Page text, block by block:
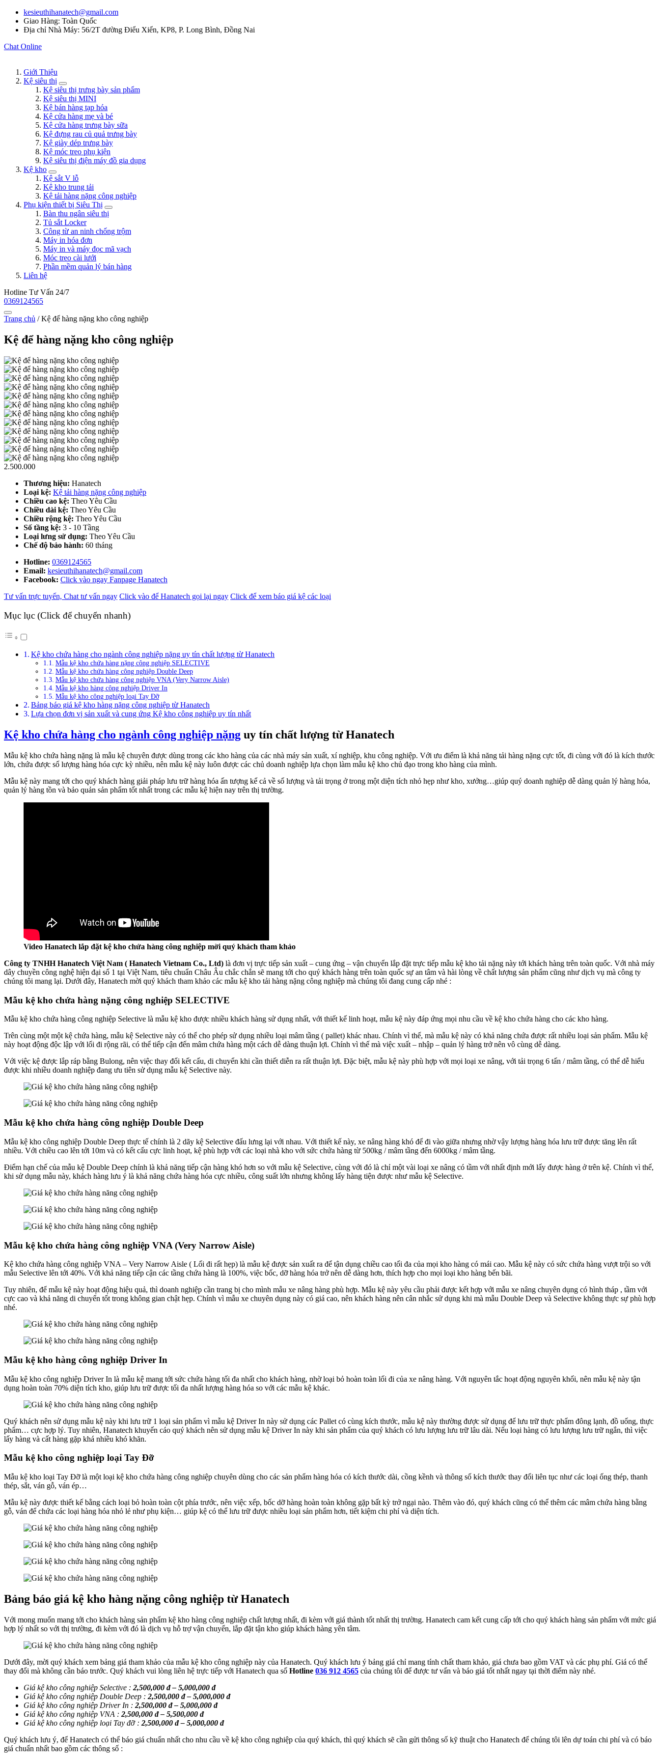
kesieuthihanatech@gmail.com
Giao Hàng: Toàn Quốc
Địa chỉ Nhà Máy: 56/2T đường Điểu Xiển, KP8, P. Long Bình, Đồng Nai
Chat Online
Giới Thiệu
Kệ siêu thị
Kệ siêu thị trưng bày sản phẩm
Kệ siêu thị MINI
Kệ bán hàng tạp hóa
Kệ cửa hàng mẹ và bé
Kệ cửa hàng trưng bày sữa
Kệ đựng rau củ quả trưng bày
Kệ giày dép trưng bày
Kệ móc treo phụ kiện
Kệ siêu thị điện máy đồ gia dụng
Kệ kho
Kệ sắt V lỗ
Kệ kho trung tải
Kệ tải hàng nặng công nghiệp
Phụ kiện thiết bị Siêu Thị
Bàn thu ngân siêu thị
Tủ sắt Locker
Công từ an ninh chống trộm
Máy in hóa đơn
Máy in và máy đọc mã vạch
Móc treo cài lưới
Phần mềm quản lý bán hàng
Liên hệ
Hotline Tư Vấn 24/7
0369124565
Trang chủ /Kệ để hàng nặng kho công nghiệp
Kệ để hàng nặng kho công nghiệp
2.500.000
Thương hiệu: Hanatech
Loại kệ: Kệ tải hàng nặng công nghiệp
Chiều cao kệ: Theo Yêu Cầu
Chiều dài kệ: Theo Yêu Cầu
Chiều rộng kệ: Theo Yêu Cầu
Số tầng kệ: 3 - 10 Tầng
Loại lưng sử dụng: Theo Yêu Cầu
Chế độ bảo hành: 60 tháng
Hotline: 0369124565
Email: kesieuthihanatech@gmail.com
Facebook: Click vào ngay Fanpage Hanatech
Tư vấn trực tuyến, Chat tư vấn ngay Click vào để Hanatech gọi lại ngay Click để xem báo giá kệ các loại
Mục lục (Click để chuyển nhanh)
Kệ kho chứa hàng cho ngành công nghiệp nặng uy tín chất lượng từ Hanatech
Mẫu kệ kho chứa hàng nặng công nghiệp SELECTIVE
Mẫu kệ kho chứa hàng công nghiệp Double Deep
Mẫu kệ kho chứa hàng công nghiệp VNA (Very Narrow Aisle)
Mẫu kệ kho hàng công nghiệp Driver In
Mẫu kệ kho công nghiệp loại Tay Đỡ
Bảng báo giá kệ kho hàng nặng công nghiệp từ Hanatech
Lựa chọn đơn vị sản xuất và cung ứng Kệ kho công nghiệp uy tín nhất
Kệ kho chứa hàng cho ngành công nghiệp nặng uy tín chất lượng từ Hanatech
Mẫu kệ kho chứa hàng nặng là mẫu kệ chuyên được dùng trong các kho hàng của các nhà máy sản xuất, xí nghiệp, khu công nghiệp. Với ưu điểm là khả năng tải hàng nặng cực tốt, đi cùng với đó là kích thước
lớn, chứa được số lượng hàng hóa cực kỳ nhiều, nên mẫu kệ này luôn được các chủ doanh nghiệp lựa chọn làm mẫu kệ kho chủ đạo trong kho hàng của mình.
Mẫu kệ này mang tới cho quý khách hàng giải pháp lưu trữ hàng hóa ấn tượng kể cả về số lượng và tải trọng ở trong một diện tích nhỏ hẹp như kho, xưởng…giúp quý doanh nghiệp dễ dàng quản lý hàng hóa,
quản lý hàng tồn và bảo quản sản phẩm tốt nhất trong các mẫu kệ hiện nay trên thị trường.
Video Hanatech lắp đặt kệ kho chứa hàng công nghiệp mời quý khách tham khảo
Công ty TNHH Hanatech Việt Nam ( Hanatech Vietnam Co., Ltd) là đơn vị trực tiếp sản xuất – cung ứng – vận chuyển lắp đặt trực tiếp mẫu kệ kho tải nặng này tới khách hàng trên toàn quốc. Với nhà máy
dây chuyền công nghệ hiện đại số 1 tại Việt Nam, tiêu chuẩn Châu Âu chắc chắn sẽ mang tới cho quý khách hàng trên toàn quốc sự an tâm và hài lòng về chất lượng sản phẩm cũng như dịch vụ mà công ty
chúng tôi mang lại. Dưới đây, Hanatech mời quý khách tham khảo các mẫu kệ kho tải hàng nặng công nghiệp mà chúng tôi đang cung cấp nhé :
Mẫu kệ kho chứa hàng nặng công nghiệp SELECTIVE
Mẫu kệ kho chứa hàng công nghiệp Selective là mẫu kệ kho được nhiều khách hàng sử dụng nhất, với thiết kế linh hoạt, mẫu kệ này đáp ứng mọi nhu cầu về kệ kho chứa hàng cho các kho hàng.
Trên cùng một một kệ chứa hàng, mẫu kệ Selective này có thể cho phép sử dụng nhiều loại mâm tầng ( pallet) khác nhau. Chính vì thế, mà mẫu kệ này có khả năng chứa được rất nhiều loại sản phẩm. Mẫu kệ
này hoạt động độc lập với lối đi rộng rãi, có thể tiếp cận đến mâm chứa hàng một cách dễ dàng thuận lợi. Chính vì thế mà việc xuất – nhập – quản lý hàng trở nên vô cùng dễ dàng.
Với việc kệ được lắp ráp bằng Bulong, nên việc thay đổi kết cấu, di chuyển khi cần thiết diễn ra rất thuận lợi. Đặc biệt, mẫu kệ này phù hợp với mọi loại xe nâng, với tải trọng 6 tấn / mâm tầng, có thể dễ hiểu
được khi nhiều doanh nghiệp đang ưu tiên sử dụng mẫu kệ Selective này.
Mẫu kệ kho chứa hàng công nghiệp Double Deep
Mẫu kệ kho công nghiệp Double Deep thực tế chính là 2 dãy kệ Selective đấu lưng lại với nhau. Với thiết kế này, xe nâng hàng khó để đi vào giữa nhưng nhờ vậy lượng hàng hóa lưu trữ được tăng lên rất
nhiều. Với chiều cao lên tới 10m và có kết cấu cực linh hoạt, kệ phù hợp với các loại nhà kho với sức chứa hàng từ 500kg / mâm tầng đến 6000kg / mâm tầng.
Điểm hạn chế của mẫu kệ Double Deep chính là khả năng tiếp cận hàng khó hơn so với mẫu kệ Selective, cùng với đó là chỉ một vài loại xe nâng có tầm với nhất định mới lấy được hàng ở trên kệ. Chính vì thế,
khi sử dụng mẫu này, khách hàng lưu ý là khả năng chứa hàng hóa cực nhiều, công suất lớn nhưng không lấy hàng tiện được như mẫu kệ Selective.
Mẫu kệ kho chứa hàng công nghiệp VNA (Very Narrow Aisle)
Kệ kho chứa hàng công nghiệp VNA – Very Narrow Aisle ( Lối đi rất hẹp) là mẫu kệ được sản xuất ra để tận dụng chiều cao tối đa của mọi kho hàng có mái cao. Mẫu kệ này có sức chứa hàng vượt trội so với
mẫu Selective lên tới 40%. Với khả năng tiếp cận các tầng chứa hàng là 100%, việc bốc, dỡ hàng hóa trở nên dễ dàng hơn, thích hợp cho mọi loại kho hàng bến bãi.
Tuy nhiên, để mẫu kệ này hoạt động hiệu quả, thì doanh nghiệp cần trang bị cho mình mẫu xe nâng hàng phù hợp. Mẫu kệ này yêu cầu phải được kết hợp với mẫu xe nâng chuyên dụng có hình tháp , tầm với
cực cao và khả năng di chuyển tốt trong không gian chật hẹp. Chính vì mẫu xe chuyên dụng này có giá cao, nên khách hàng nên cân nhắc sử dụng khi mà mẫu Double Deep và Selective không thực sự phù hợp
nhé.
Mẫu kệ kho hàng công nghiệp Driver In
Mẫu kệ kho công nghiệp Driver In là mẫu kệ mang tới sức chứa hàng tối đa nhất cho khách hàng, nhờ loại bỏ hoàn toàn lối đi của xe nâng hàng. Với nguyên tắc hoạt động nguyên khối, nên mẫu kệ này tận
dụng hoàn toàn 70% diện tích kho, giúp lưu trữ được tối đa nhất lượng hàng hóa so với các mẫu kệ khác.
Quý khách nên sử dụng mẫu kệ này khi lưu trữ 1 loại sản phẩm vì mẫu kệ Driver In này sử dụng các Pallet có cùng kích thước, mẫu kệ này thường được sử dụng để lưu trữ thực phẩm đông lạnh, đồ uống, thực
phẩm… cực hợp lý. Tuy nhiên, Hanatech khuyến cáo quý khách nên sử dụng mẫu kệ Driver In này khi sản phẩm của quý khách có lưu lượng lưu trữ lâu dài. Nếu loại hàng có lưu lượng lưu trữ ngắn, thì việc
lấy hàng và cất hàng gặp khá nhiều khó khăn.
Mẫu kệ kho công nghiệp loại Tay Đỡ
Mẫu kệ kho loại Tay Đỡ là một loại kệ kho chứa hàng công nghiệp chuyên dùng cho các sản phẩm hàng hóa có kích thước dài, cồng kềnh và thông số kích thước thay đổi liên tục như các loại ống thép, thanh
thép, sắt, ván gỗ, ván ép…
Mẫu kệ này được thiết kế bằng cách loại bỏ hoàn toàn cột phía trước, nên việc xếp, bốc dỡ hàng hoàn toàn không gặp bất kỳ trở ngại nào. Thêm vào đó, quý khách cũng có thể thêm các mâm chứa hàng bằng
gỗ, ván để chứa các loại hàng hóa nhỏ lẻ như phụ kiện… giúp kệ có thể lưu trữ được nhiều loại sản phẩm hơn, tiết kiệm chi phí và diện tích.
Bảng báo giá kệ kho hàng nặng công nghiệp từ Hanatech
Với mong muốn mang tới cho khách hàng sản phẩm kệ kho hàng công nghiệp chất lượng nhất, đi kèm với giá thành tốt nhất thị trường. Hanatech cam kết cung cấp tới cho quý khách hàng sản phẩm với mức giá
hợp lý nhất so với thị trường, đi kèm với đó là dịch vụ hỗ trợ vận chuyển, lắp đặt tận kho giúp khách hàng yên tâm.
Dưới đây, mời quý khách xem bảng giá tham khảo của mẫu kệ kho công nghiệp này của Hanatech. Quý khách lưu ý bảng giá chỉ mang tính chất tham khảo, giá chưa bao gồm VAT và các phụ phí. Giá có thể
thay đổi mà không cần báo trước. Quý khách vui lòng liên hệ trực tiếp với Hanatech qua số Hotline 036 912 4565 của chúng tôi để được tư vấn và báo giá tốt nhất ngay tại thời điểm này nhé.
Giá kệ kho công nghiệp Selective : 2,500,000 đ – 5,000,000 đ
Giá kệ kho công nghiệp Double Deep : 2,500,000 đ – 5,000,000 đ
Giá kệ kho công nghiệp Driver In : 2,500,000 đ – 5,000,000 đ
Giá kệ kho công nghiệp VNA : 2,500,000 đ – 5,500,000 đ
Giá kệ kho công nghiệp loại Tay đỡ : 2,500,000 đ – 5,000,000 đ
Quý khách lưu ý, để Hanatech có thể báo giá chuẩn nhất cho nhu cầu về kệ kho công nghiệp của quý khách, thì quý khách sẽ cần gửi thông số kỹ thuật cho Hanatech để chúng tôi lên dự toán chi phí và có báo
giá chuẩn nhất bao gồm các thông số :